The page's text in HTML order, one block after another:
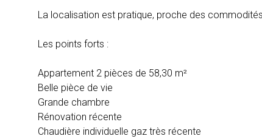
La localisation est pratique, proche des
Les points forts :
Appartement 2 pièces de 58,30 m²
Belle pièce de vie
Grande chambre
Rénovation récente
Chaudière individuelle gaz très récente